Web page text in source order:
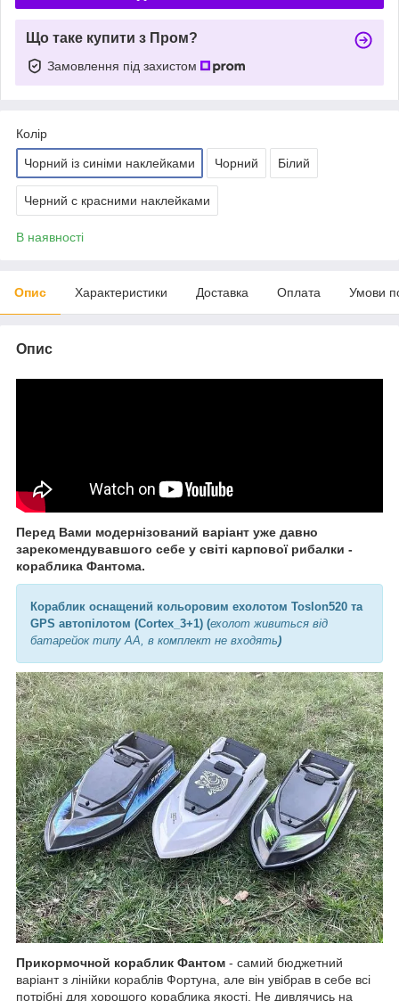
Що таке купити з Пром?
Замовлення під захистом
Колір
Чорний із синіми наклейками Чорний Білий
Черний с красними наклейками
В наявності
Опис Характеристики Доставка Оплата Умови
Опис
Перед Вами модернізований варіант уже давно
зарекомендувавшого себе у світі карпової рибалки -
кораблика Фантома.
Кораблик оснащений кольоровим ехолотом Toslon520 та
GPS автопілотом (Cortex_3+1) (ехолот живиться від
батарейок типу АА, в комплект не входять)
Прикормочной кораблик Фантом - самий бюджетний
варіант з лінійки кораблів Фортуна, але він увібрав в себе всі
потрібні для хорошого кораблика якості. Не дивлячись на